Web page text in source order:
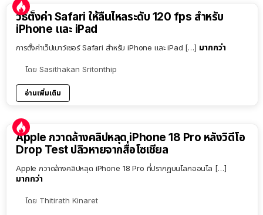
วิธีตั้งค่า Safari ให้ลื่นไหลระดับ 120 fps สำหรับ
iPhone และ iPad
การตั้งค่าเว็ปเบาว์เซอร์ Safari สำหรับ iPhone และ iPad […] มากกว่า
โดย Sasithakan Sritonthip
อ่านเพิ่มเติม
Apple กวาดล้างคลิปหลุด iPhone 18 Pro หลังวิดีโอ
Drop Test ปลิวหายจากสื่อโซเชียล
Apple กวาดล้างคลิปหลุด iPhone 18 Pro ที่ปรากฏบนโลกออนไล […]
มากกว่า
โดย Thitirath Kinaret